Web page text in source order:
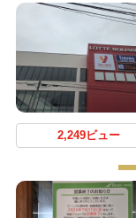
2,249ビュー